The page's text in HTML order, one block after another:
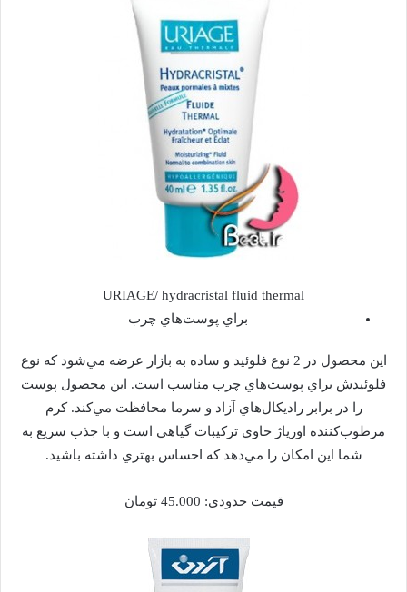
URIAGE/ hydracristal fluid thermal
براي پوست‌هاي چرب
اين محصول در 2 نوع فلوئيد و ساده به بازار عرضه مي‌شود كه نوع
فلوئيدش براي پوست‌هاي چرب مناسب است. اين محصول پوست
را در برابر راديكال‌هاي آزاد و سرما محافظت مي‌كند. كرم
مرطوب‌كننده اورياژ حاوي تركيبات گياهي است و با جذب سريع به
شما اين امكان را مي‌دهد كه احساس بهتري داشته باشيد.
قيمت حدودی: 45.000 تومان